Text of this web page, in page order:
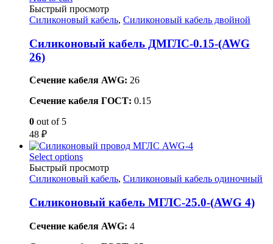
Быстрый просмотр
Силиконовый кабель, Силиконовый кабель двойной
Силиконовый кабель ДМГЛС-0.15-(AWG
26)
Сечение кабеля AWG: 26
Сечение кабеля ГОСТ: 0.15
0 out of 5
48 ₽
Select options
Быстрый просмотр
Силиконовый кабель, Силиконовый кабель одиночный
Силиконовый кабель МГЛС-25.0-(AWG 4)
Сечение кабеля AWG: 4